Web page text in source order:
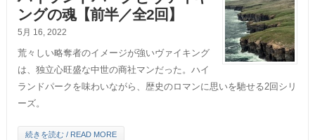
ングの魂【前半／全2回】
5月 16, 2022
荒々しい略奪者のイメージが強いヴァイキング
は、独立心旺盛な中世の商社マンだった。ハイ
ランドパークを味わいながら、歴史のロマンに思いを馳せる2回シリ
ーズ。
続きを読む / READ MORE